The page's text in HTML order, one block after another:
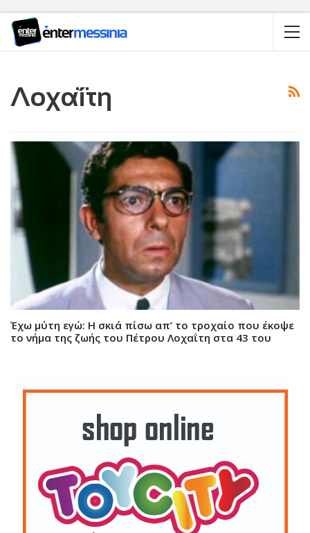
Λοχαΐτη
Έχω μύτη εγώ: Η σκιά πίσω απ’ το τροχαίο που έκοψε
το νήμα της ζωής του Πέτρου Λοχαΐτη στα 43 του